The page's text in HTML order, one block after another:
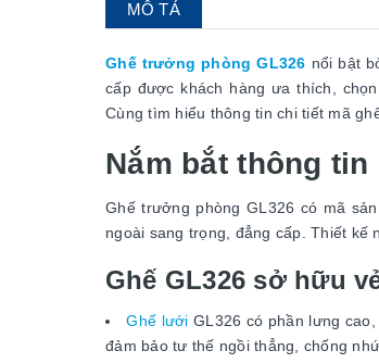
MÔ TẢ
Ghế trưởng phòng GL326 nổi bật
cấp được khách hàng ưa thích,
Cùng tìm hiểu thông tin chi tiết mã
Nắm bắt thông
Ghế trưởng phòng GL326 có mã
ngoài sang trọng, đẳng cấp. Thiết kế
Ghế GL326 sở hữu
Ghế lưới GL326 có phần lưng
đảm bảo tư thế ngồi thẳng, chống